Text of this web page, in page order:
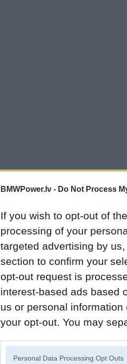
BMWPower.lv - Do Not Process
If you wish to opt-out of
processing of your
targeted advertising by
section to confirm your
opt-out request is
interest-based ads based
us or personal
your opt-out. You may
Personal Data Processing Opt Outs